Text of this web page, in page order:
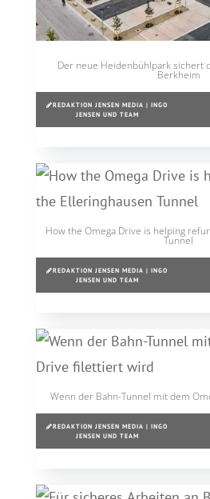
Der neue Heidenbühlpark sichert
Berkheim
REDAKTION JENSEN MEDIA | INGO
JENSEN UND TEAM
How the Omega Drive is helping
Tunnel
REDAKTION JENSEN MEDIA | INGO
JENSEN UND TEAM
Wenn der Bahn-Tunnel mit dem
REDAKTION JENSEN MEDIA | INGO
JENSEN UND TEAM